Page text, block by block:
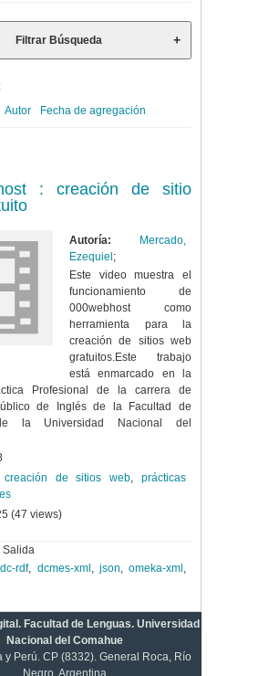
Filtrar Búsqueda
Autor Fecha de agregación
: creación de sitio
Autoría:
Mercado,
Ezequiel ;
Este video muestra el
funcionamiento de
000webhost como
herramienta para la
creación de sitios web
gratuitos.Este trabajo
está enmarcado en la
Profesional de la carrera de
de Inglés de la Facultad de
la Universidad Nacional del
creación de sitios web,prácticas
(47 views)
Salida
dc-rdf, dcmes-xml , json,omeka-xml ,
Facultad de Lenguas. Universidad
Nacional del Comahue
y Perú. CP (8332). General Roca, Río
Negro, Argentina